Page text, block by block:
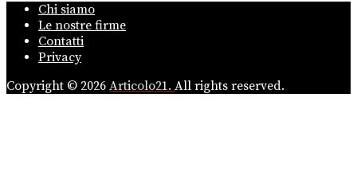
Chi siamo
Le nostre firme
Contatti
Privacy
Copyright © 2026 Articolo21. All rights reserved.